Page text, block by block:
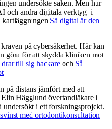
undersökte saken. Men hur
och andra digitala verktyg i
kartläggningen Så digital är den
på cybersäkerhet. Här kan
göra för att skydda kliniken mot
till sig hackare och Så
på distans jämfört med att
Hägglund övertandläkare i
i ett forskningsprojekt.
med ortodontikonsultation